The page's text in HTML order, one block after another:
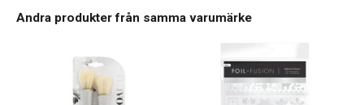
Andra produkter från samma varumärke